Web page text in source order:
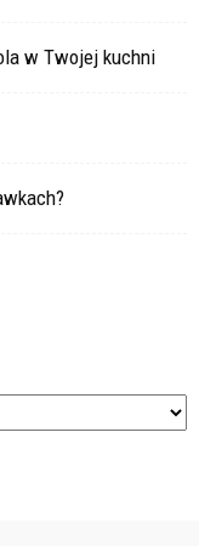
w Twojej kuchni